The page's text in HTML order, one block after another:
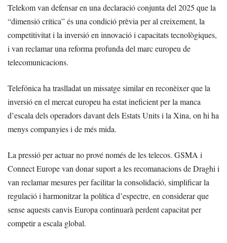
Telekom van defensar en una declaració conjunta del 2025 que la
“dimensió crítica” és una condició prèvia per al creixement, la
competitivitat i la inversió en innovació i capacitats tecnològiques,
i van reclamar una reforma profunda del marc europeu de
telecomunicacions.
Telefónica ha traslladat un missatge similar en reconèixer que la
inversió en el mercat europeu ha estat ineficient per la manca
d’escala dels operadors davant dels Estats Units i la Xina, on hi ha
menys companyies i de més mida.
La pressió per actuar no prové només de les telecos. GSMA i
Connect Europe van donar suport a les recomanacions de Draghi i
van reclamar mesures per facilitar la consolidació, simplificar la
regulació i harmonitzar la política d’espectre, en considerar que
sense aquests canvis Europa continuarà perdent capacitat per
competir a escala global.